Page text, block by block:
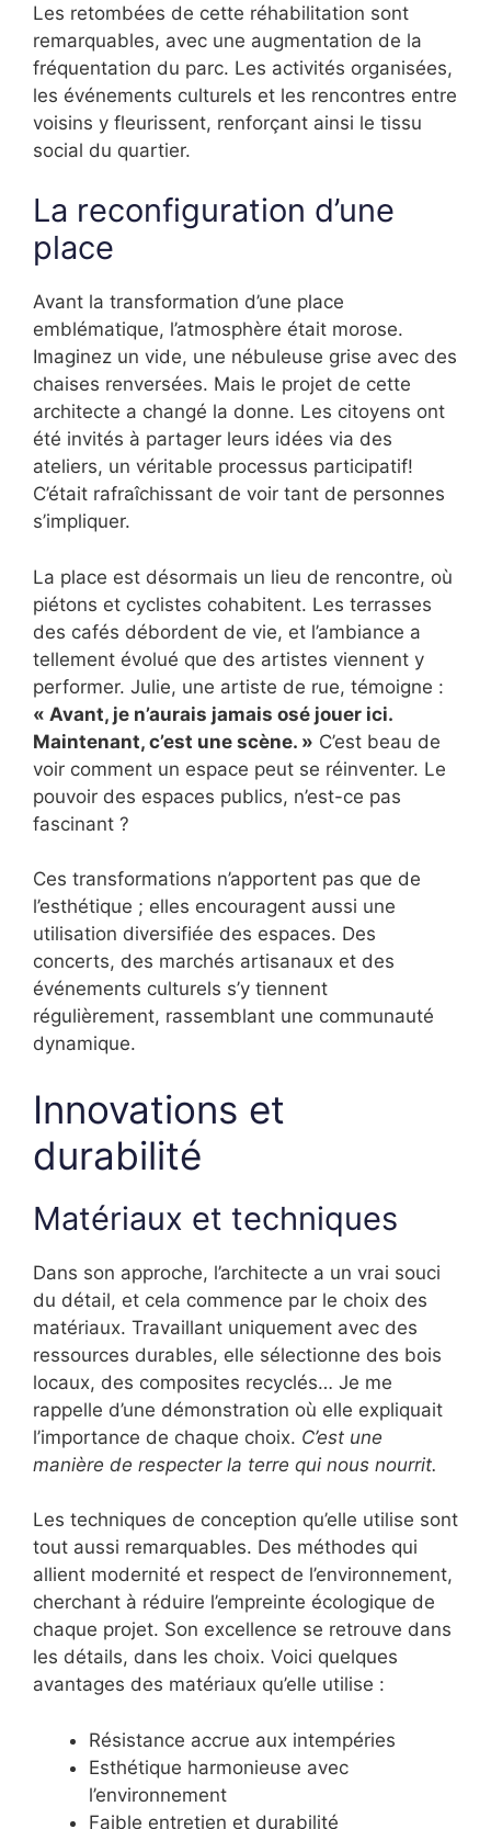
Les retombées de cette réhabilitation sont
remarquables, avec une augmentation de la
fréquentation du parc. Les activités organisées,
les événements culturels et les rencontres entre
voisins y fleurissent, renforçant ainsi le tissu
social du quartier.
La reconfiguration d’une
place
Avant la transformation d’une place
emblématique, l’atmosphère était morose.
Imaginez un vide, une nébuleuse grise avec des
chaises renversées. Mais le projet de cette
architecte a changé la donne. Les citoyens ont
été invités à partager leurs idées via des
ateliers, un véritable processus participatif!
C’était rafraîchissant de voir tant de personnes
s’impliquer.
La place est désormais un lieu de rencontre, où
piétons et cyclistes cohabitent. Les terrasses
des cafés débordent de vie, et l’ambiance a
tellement évolué que des artistes viennent y
performer. Julie, une artiste de rue, témoigne :
« Avant, je n’aurais jamais osé jouer ici.
Maintenant, c’est une scène. » C’est beau de
voir comment un espace peut se réinventer. Le
pouvoir des espaces publics, n’est-ce pas
fascinant ?
Ces transformations n’apportent pas que de
l’esthétique ; elles encouragent aussi une
utilisation diversifiée des espaces. Des
concerts, des marchés artisanaux et des
événements culturels s’y tiennent
régulièrement, rassemblant une communauté
dynamique.
Innovations et
durabilité
Matériaux et techniques
Dans son approche, l’architecte a un vrai souci
du détail, et cela commence par le choix des
matériaux. Travaillant uniquement avec des
ressources durables, elle sélectionne des bois
locaux, des composites recyclés… Je me
rappelle d’une démonstration où elle expliquait
l’importance de chaque choix. C’est une
manière de respecter la terre qui nous nourrit.
Les techniques de conception qu’elle utilise sont
tout aussi remarquables. Des méthodes qui
allient modernité et respect de l’environnement,
cherchant à réduire l’empreinte écologique de
chaque projet. Son excellence se retrouve dans
les détails, dans les choix. Voici quelques
avantages des matériaux qu’elle utilise :
Résistance accrue aux intempéries
Esthétique harmonieuse avec
l’environnement
Faible entretien et durabilité